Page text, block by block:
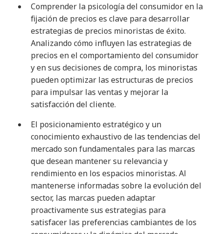
Comprender la psicología del consumidor en la
fijación de precios es clave para desarrollar
estrategias de precios minoristas de éxito.
Analizando cómo influyen las estrategias de
precios en el comportamiento del consumidor
y en sus decisiones de compra, los minoristas
pueden optimizar las estructuras de precios
para impulsar las ventas y mejorar la
satisfacción del cliente.
El posicionamiento estratégico y un
conocimiento exhaustivo de las tendencias del
mercado son fundamentales para las marcas
que desean mantener su relevancia y
rendimiento en los espacios minoristas. Al
mantenerse informadas sobre la evolución del
sector, las marcas pueden adaptar
proactivamente sus estrategias para
satisfacer las preferencias cambiantes de los